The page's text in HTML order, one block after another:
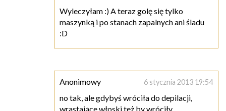
Wyleczyłam :) A teraz golę się tylko
maszynką i po stanach zapalnych ani śladu
:D
Anonimowy 6 stycznia 2013 19:54
no tak, ale gdybyś wróciła do depilacji,
wrastające włoski też by wróciły..